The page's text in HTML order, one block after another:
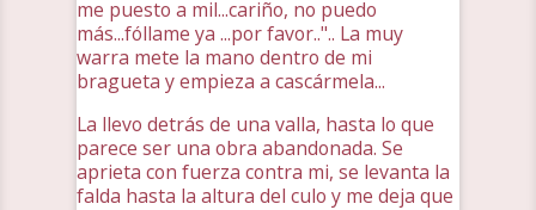
me puesto a mil...cariño, no puedo
más...fóllame ya ...por favor..".. La muy
warra mete la mano dentro de mi
bragueta y empieza a cascármela...
La llevo detrás de una valla, hasta lo que
parece ser una obra abandonada. Se
aprieta con fuerza contra mi, se levanta la
falda hasta la altura del culo y me deja que